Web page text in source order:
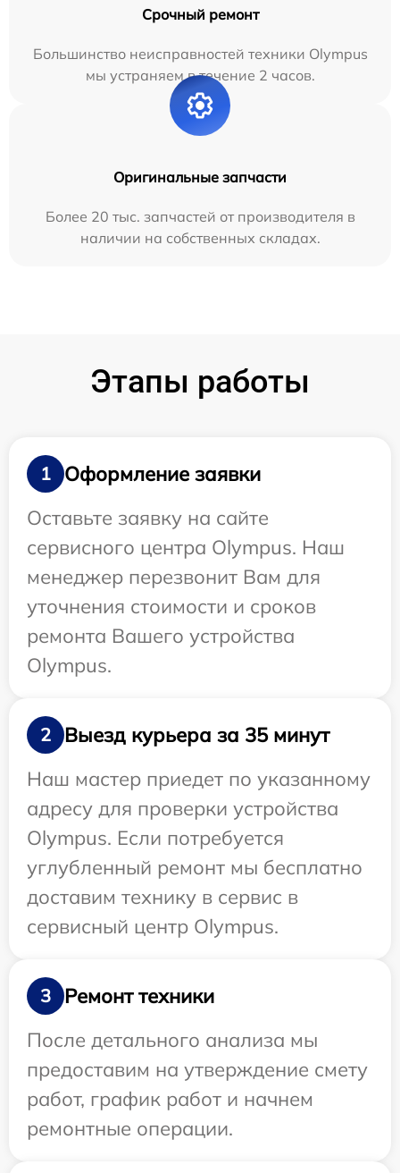
Срочный ремонт
Большинство неисправностей техники Olympus
мы устраняем в течение 2 часов.
Оригинальные запчасти
Более 20 тыс. запчастей от производителя в
наличии на собственных складах.
Этапы работы
1
Оформление заявки
Оставьте заявку на сайте
сервисного центра Olympus. Наш
менеджер перезвонит Вам для
уточнения стоимости и сроков
ремонта Вашего устройства
Olympus.
2
Выезд курьера за 35 минут
Наш мастер приедет по указанному
адресу для проверки устройства
Olympus. Если потребуется
углубленный ремонт мы бесплатно
доставим технику в сервис в
сервисный центр Olympus.
3
Ремонт техники
После детального анализа мы
предоставим на утверждение смету
работ, график работ и начнем
ремонтные операции.